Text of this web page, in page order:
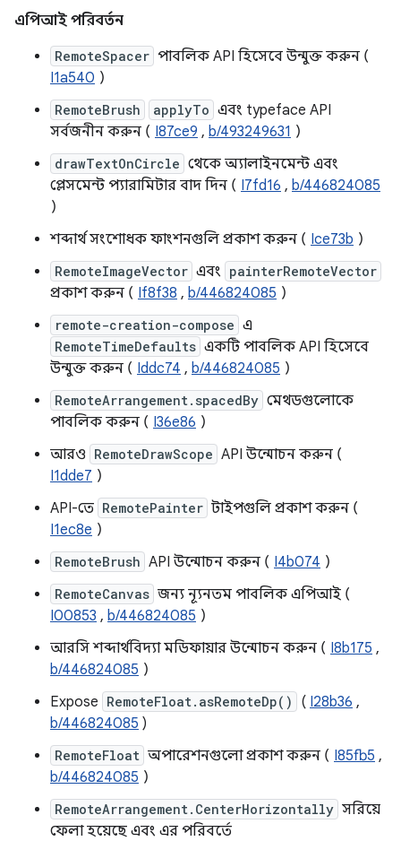
এপিআই পরিবর্তন
RemoteSpacer পাবলিক API হিসেবে উন্মুক্ত করুন (
I1a540 )
RemoteBrush applyTo এবং typeface API
সর্বজনীন করুন ( I87ce9 , b/493249631 )
drawTextOnCircle থেকে অ্যালাইনমেন্ট এবং
প্লেসমেন্ট প্যারামিটার বাদ দিন ( I7fd16 , b/446824085
)
শব্দার্থ সংশোধক ফাংশনগুলি প্রকাশ করুন ( Ice73b )
RemoteImageVector এবং painterRemoteVector
প্রকাশ করুন ( If8f38 , b/446824085 )
remote-creation-compose এ
RemoteTimeDefaults একটি পাবলিক API হিসেবে
উন্মুক্ত করুন ( Iddc74 , b/446824085 )
RemoteArrangement.spacedBy মেথডগুলোকে
পাবলিক করুন ( I36e86 )
আরও RemoteDrawScope API উন্মোচন করুন (
I1dde7 )
API-তে RemotePainter টাইপগুলি প্রকাশ করুন (
I1ec8e )
RemoteBrush API উন্মোচন করুন ( I4b074 )
RemoteCanvas জন্য ন্যূনতম পাবলিক এপিআই (
I00853 , b/446824085 )
আরসি শব্দার্থবিদ্যা মডিফায়ার উন্মোচন করুন ( I8b175 ,
b/446824085 )
Expose RemoteFloat.asRemoteDp() ( I28b36 ,
b/446824085 )
RemoteFloat অপারেশনগুলো প্রকাশ করুন ( I85fb5 ,
b/446824085 )
RemoteArrangement.CenterHorizontally সরিয়ে
ফেলা হয়েছে এবং এর পরিবর্তে